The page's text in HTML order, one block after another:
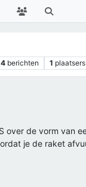
4 berichten 1 plaatsers
over de vorm van
je de raket